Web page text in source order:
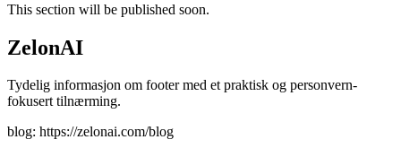
This section will be published soon.
ZelonAI
Tydelig informasjon om footer med et praktisk og personvern-
fokusert tilnærming.
blog: https://zelonai.com/blog